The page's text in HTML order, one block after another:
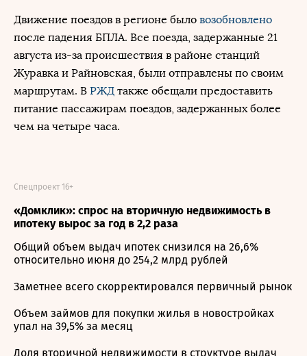
Движение поездов в регионе было возобновлено
после падения БПЛА. Все поезда, задержанные 21
августа из-за происшествия в районе станций
Журавка и Райновская, были отправлены по своим
маршрутам. В РЖД также обещали предоставить
питание пассажирам поездов, задержанных более
чем на четыре часа.
«Домклик»: спрос на вторичную недвижимость в
ипотеку вырос за год в 2,2 раза
Спецпроект 16+
Общий объем выдач ипотек снизился на 26,6%
относительно июня до 254,2 млрд рублей
Заметнее всего скорректировался первичный рынок
Объем займов для покупки жилья в новостройках
упал на 39,5% за месяц
Доля вторичной недвижимости в структуре выдач